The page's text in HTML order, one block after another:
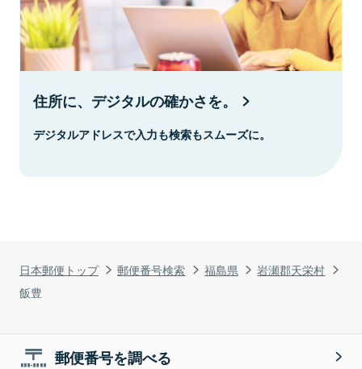
日本郵便トップ 郵便番号検索 福島県
岩瀬郡天栄村
飯豊
住所に、デジタルの確かさを。
デジタルアドレスで入力も検索もスムーズに。
郵便番号を調べる